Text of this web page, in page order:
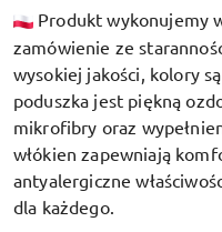
Produkt wykonujemy
zamówienie ze
wysokiej jakości, kolory
poduszka jest piękną
mikrofibry oraz
włókien zapewniają
antyalergiczne
dla każdego.